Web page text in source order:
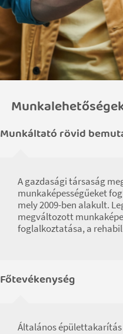
Munkáltató rövid
A gazdasági társaság
munkaképességűeket
mely 2009-ben alakult.
megváltozott
foglalkoztatása, a
Főtevékenység
Általános épülettakarítás